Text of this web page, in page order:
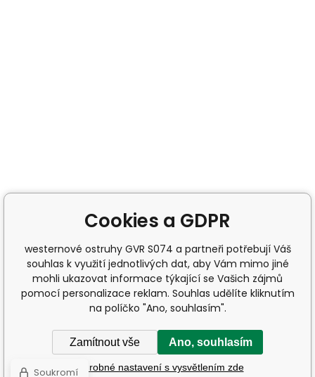
Cookies a GDPR
westernové ostruhy GVR S074 a partneři potřebují Váš
souhlas k využití jednotlivých dat, aby Vám mimo jiné
mohli ukazovat informace týkající se Vašich zájmů
pomocí personalizace reklam. Souhlas udělíte kliknutím
na políčko "Ano, souhlasím".
Zamítnout vše Ano, souhlasím
Podrobné nastavení s vysvětlením zde
Soukromí